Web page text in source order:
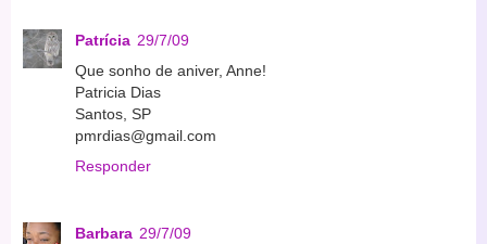
Patrícia 29/7/09
Que sonho de aniver, Anne!
Patricia Dias
Santos, SP
pmrdias@gmail.com
Responder
Barbara 29/7/09